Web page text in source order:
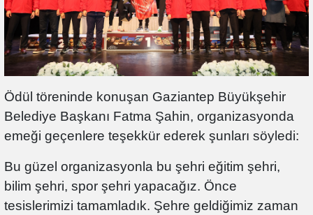
Ödül töreninde konuşan Gaziantep Büyükşehir
Belediye Başkanı Fatma Şahin, organizasyonda
emeği geçenlere teşekkür ederek şunları söyledi:
Bu güzel organizasyonla bu şehri eğitim şehri,
bilim şehri, spor şehri yapacağız. Önce
tesislerimizi tamamladık. Şehre geldiğimiz zaman